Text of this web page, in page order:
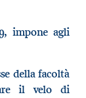
impone agli
della facoltà
il velo di